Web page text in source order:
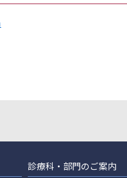
診療科・部門のご案内